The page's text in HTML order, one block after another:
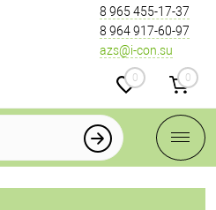
8 965 455-17-37
8 964 917-60-97
azs@i-con.su
0 0